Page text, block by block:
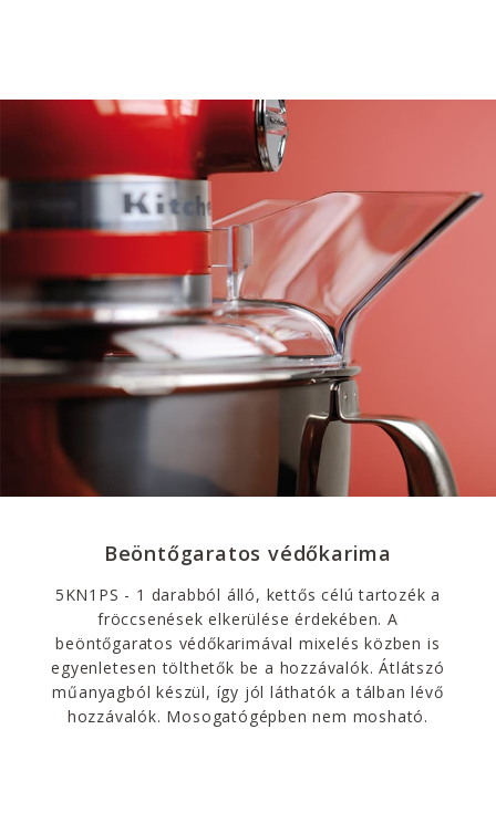
Beöntőgaratos védőkarima
5KN1PS - 1 darabból álló, kettős célú tartozék a
fröccsenések elkerülése érdekében. A
beöntőgaratos védőkarimával mixelés közben is
egyenletesen tölthetők be a hozzávalók. Átlátszó
műanyagból készül, így jól láthatók a tálban lévő
hozzávalók. Mosogatógépben nem mosható.